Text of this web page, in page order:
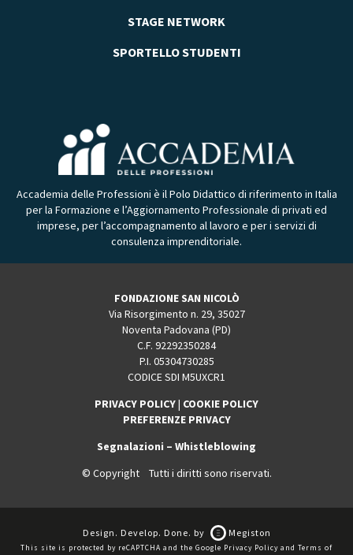
STAGE NETWORK
SPORTELLO STUDENTI
Accademia delle Professioni è il Polo Didattico di riferimento in Italia
per la Formazione e l’Aggiornamento Professionale di privati ed
imprese, per l’accompagnamento al lavoro e per i servizi di
consulenza imprenditoriale.
FONDAZIONE SAN NICOLÒ
Via Risorgimento n. 29, 35027
Noventa Padovana (PD)
C.F. 92292350284
P.I. 05304730285
CODICE SDI M5UXCR1
PRIVACY POLICY| COOKIE POLICY
PREFERENZE PRIVACY
Segnalazioni – Whistleblowing
© Copyright Tutti i diritti sono riservati.
Design. Develop. Done. by Megiston
This site is protected by reCAPTCHA and the Google Privacy Policy and Terms of